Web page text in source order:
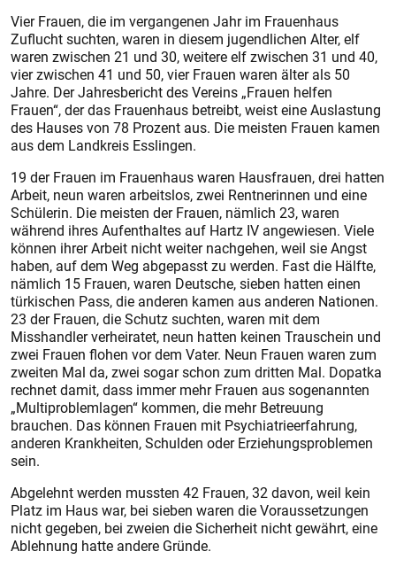
Vier Frauen, die im vergangenen Jahr im Frauenhaus
Zuflucht suchten, waren in diesem jugendlichen Alter, elf
waren zwischen 21 und 30, weitere elf zwischen 31 und 40,
vier zwischen 41 und 50, vier Frauen waren älter als 50
Jahre. Der Jahresbericht des Vereins „Frauen helfen
Frauen“, der das Frauenhaus betreibt, weist eine Auslastung
des Hauses von 78 Prozent aus. Die meisten Frauen kamen
aus dem Landkreis Esslingen.
19 der Frauen im Frauenhaus waren Hausfrauen, drei hatten
Arbeit, neun waren arbeitslos, zwei Rentnerinnen und eine
Schülerin. Die meis­ten der Frauen, nämlich 23, waren
während ihres Aufenthaltes auf Hartz IV angewiesen. Viele
können ihrer Arbeit nicht weiter nachgehen, weil sie Angst
haben, auf dem Weg abgepasst zu werden. Fast die Hälfte,
nämlich 15 Frauen, waren Deutsche, sieben hatten einen
türkischen Pass, die anderen kamen aus anderen Nationen.
23 der Frauen, die Schutz suchten, waren mit dem
Misshandler verheiratet, neun hatten keinen Trauschein und
zwei Frauen flohen vor dem Vater. Neun Frauen waren zum
zweiten Mal da, zwei sogar schon zum dritten Mal. Dopatka
rechnet damit, dass immer mehr Frauen aus sogenannten
„Multiprob­lemlagen“ kommen, die mehr Betreuung
brauchen. Das können Frauen mit Psychiatrieerfahrung,
anderen Krankheiten, Schulden oder Erziehungsproblemen
sein.
Abgelehnt werden mussten 42 Frauen, 32 davon, weil kein
Platz im Haus war, bei sieben waren die Voraussetzungen
nicht gegeben, bei zweien die Sicherheit nicht gewährt, eine
Ablehnung hatte andere Gründe.